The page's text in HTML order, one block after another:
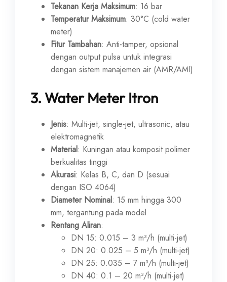
Tekanan Kerja Maksimum: 16 bar
Temperatur Maksimum: 30°C (cold water
meter)
Fitur Tambahan: Anti-tamper, opsional
dengan output pulsa untuk integrasi
dengan sistem manajemen air (AMR/AMI)
3. Water Meter Itron
Jenis: Multi-jet, single-jet, ultrasonic, atau
elektromagnetik
Material: Kuningan atau komposit polimer
berkualitas tinggi
Akurasi: Kelas B, C, dan D (sesuai
dengan ISO 4064)
Diameter Nominal: 15 mm hingga 300
mm, tergantung pada model
Rentang Aliran:
DN 15: 0.015 – 3 m³/h (multi-jet)
DN 20: 0.025 – 5 m³/h (multi-jet)
DN 25: 0.035 – 7 m³/h (multi-jet)
DN 40: 0.1 – 20 m³/h (multi-jet)